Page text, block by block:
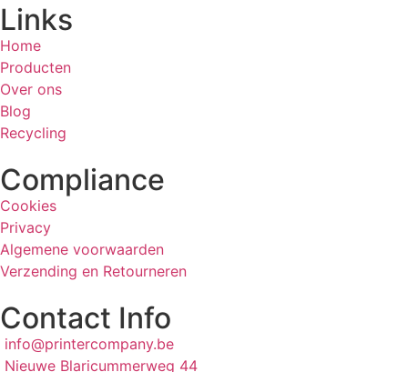
Links
Home
Producten
Over ons
Blog
Recycling
Compliance
Cookies
Privacy
Algemene voorwaarden
Verzending en Retourneren
Contact Info
info@printercompany.be
Nieuwe Blaricummerweg 44